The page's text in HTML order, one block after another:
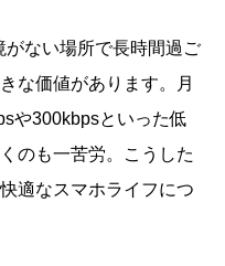
ない場所で長時間過ご
な価値があります。月
や300kbpsといった低
のも一苦労。こうした
適なスマホライフにつ